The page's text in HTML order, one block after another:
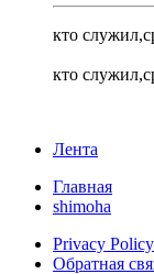
кто
кто
Лента
Главная
shimoha
Privacy Policy
Обратная